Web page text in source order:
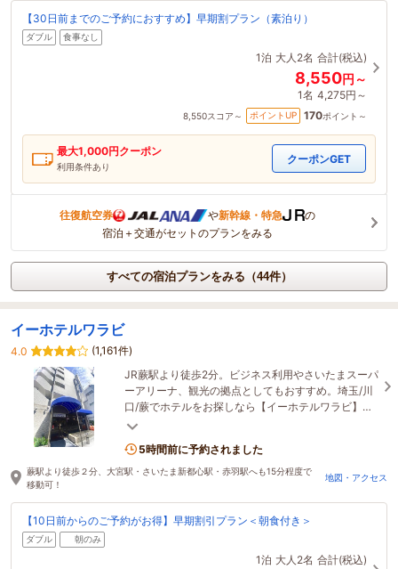
【30日前までのご予約におすすめ】早期割プラン（素泊り）
ダブル 食事なし
1泊 大人2名 合計(税込)
8,550円～
1名 4,275円～
8,550スコア～ ポイントUP 170ポイント～
最大1,000円クーポン
利用条件あり
クーポンGET
往復航空券 や新幹線・特急
の
宿泊＋交通がセットのプランをみる
すべての宿泊プランをみる（44件）
イーホテルワラビ
4.0
(1,161件)
JR蕨駅より徒歩2分。ビジネス利用やさいたまスーパ
ーアリーナ、観光の拠点としてもおすすめ。埼玉/川
口/蕨でホテルをお探しなら【イーホテルワラビ】
へ。イベントやレジャーに便利なビジネスホテルで
5時間前に予約されました
蕨駅より徒歩２分、大宮駅・さいたま新都心駅・赤羽駅へも15分程度で
移動可！
地図・アクセス
【10日前からのご予約がお得】早期割引プラン＜朝食付き＞
ダブル 朝のみ
1泊 大人2名 合計(税込)